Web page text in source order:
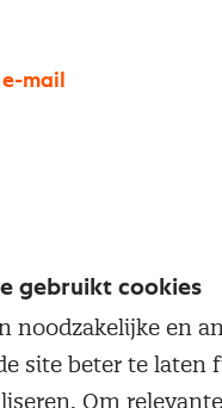
mail
gebruikt cookies
noodzakelijke en
site beter te laten
Om